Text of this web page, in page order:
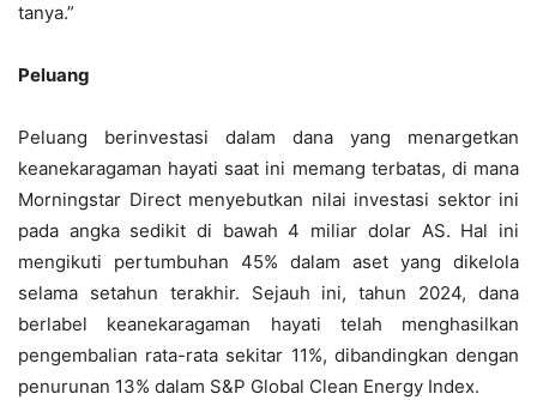
tanya.”
Peluang
Peluang berinvestasi dalam dana yang menargetkan
keanekaragaman hayati saat ini memang terbatas, di mana
Morningstar Direct menyebutkan nilai investasi sektor ini
pada angka sedikit di bawah 4 miliar dolar AS. Hal ini
mengikuti pertumbuhan 45% dalam aset yang dikelola
selama setahun terakhir. Sejauh ini, tahun 2024, dana
berlabel keanekaragaman hayati telah menghasilkan
pengembalian rata-rata sekitar 11%, dibandingkan dengan
penurunan 13% dalam S&P Global Clean Energy Index.